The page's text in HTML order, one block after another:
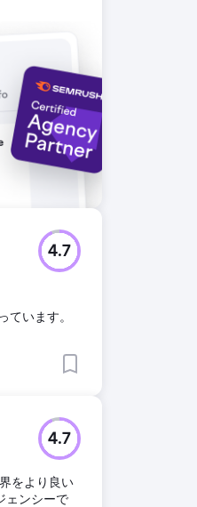
4.7
います。
4.7
をより良い
ェンシーで